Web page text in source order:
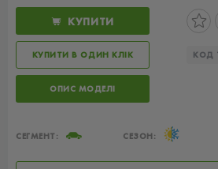
КУПИТИ
КУПИТИ В ОДИН КЛІК КОД
ОПИС МОДЕЛІ
СЕГМЕНТ: СЕЗОН: